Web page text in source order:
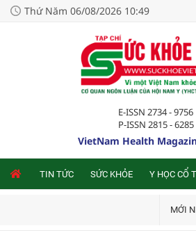
Thứ Năm 06/08/2026 10:49
E-ISSN 2734 - 9756
P-ISSN 2815 - 6285
VietNam Health
TIN TỨC SỨC KHỎE Y HỌC CỔ
MỚI